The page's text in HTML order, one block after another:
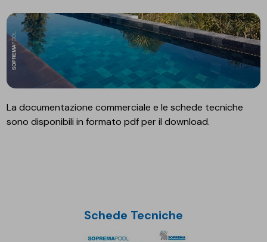
La documentazione commerciale e le schede tecniche
sono disponibili in formato pdf per il download.
Schede Tecniche